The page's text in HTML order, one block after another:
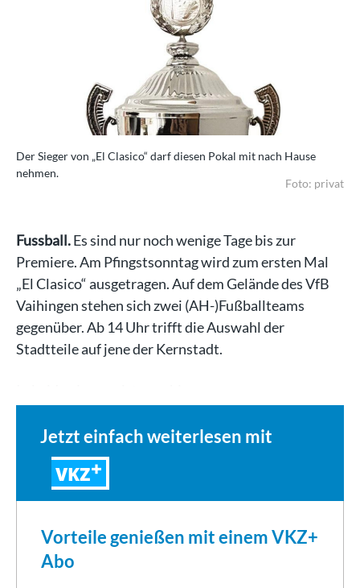
Der Sieger von „El Clasico“ darf diesen Pokal mit nach Hause
nehmen.
Foto: privat
Fussball.Es sind nur noch wenige Tage bis zur
Premiere. Am Pfingstsonntag wird zum ersten Mal
„El Clasico“ ausgetragen. Auf dem Gelände des VfB
Vaihingen stehen sich zwei (AH-)Fußballteams
gegenüber. Ab 14 Uhr trifft die Auswahl der
Stadtteile auf jene der Kernstadt.
Jetzt einfach weiterlesen mit
VKZ
Vorteile genießen mit einem VKZ+
Abo